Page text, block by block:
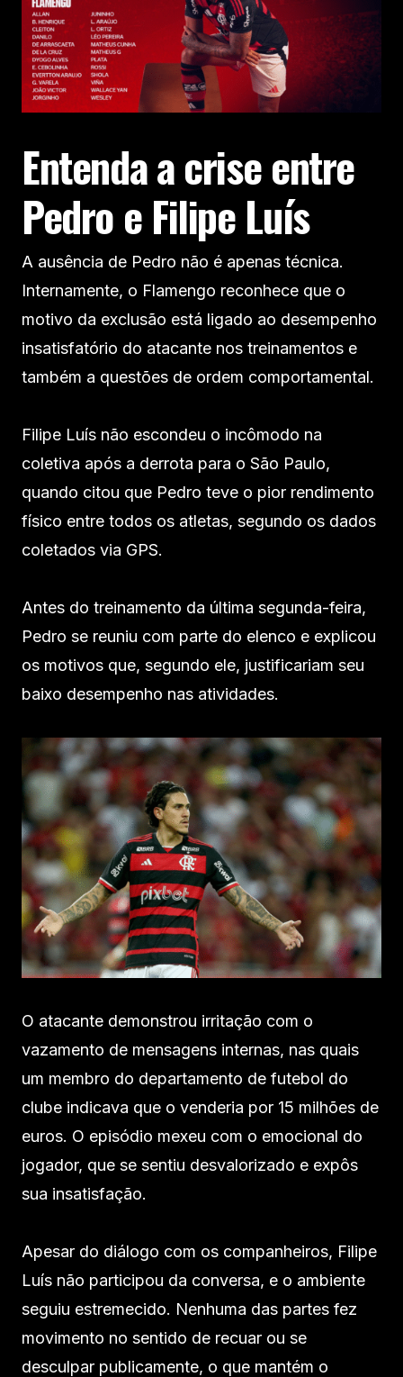
Entenda a crise entre
Pedro e Filipe Luís
A ausência de Pedro não é apenas técnica.
Internamente, o Flamengo reconhece que o
motivo da exclusão está ligado ao desempenho
insatisfatório do atacante nos treinamentos e
também a questões de ordem comportamental.
Filipe Luís não escondeu o incômodo na
coletiva após a derrota para o São Paulo,
quando citou que Pedro teve o pior rendimento
físico entre todos os atletas, segundo os dados
coletados via GPS.
Antes do treinamento da última segunda-feira,
Pedro se reuniu com parte do elenco e explicou
os motivos que, segundo ele, justificariam seu
baixo desempenho nas atividades.
O atacante demonstrou irritação com o
vazamento de mensagens internas, nas quais
um membro do departamento de futebol do
clube indicava que o venderia por 15 milhões de
euros. O episódio mexeu com o emocional do
jogador, que se sentiu desvalorizado e expôs
sua insatisfação.
Apesar do diálogo com os companheiros, Filipe
Luís não participou da conversa, e o ambiente
seguiu estremecido. Nenhuma das partes fez
movimento no sentido de recuar ou se
desculpar publicamente, o que mantém o